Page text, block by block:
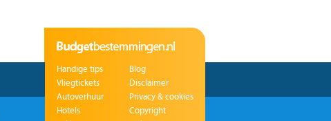
Handige tips
Vliegtickets
Autoverhuur
Hotels
Blog
Disclaimer
Privacy & cookies
Copyright